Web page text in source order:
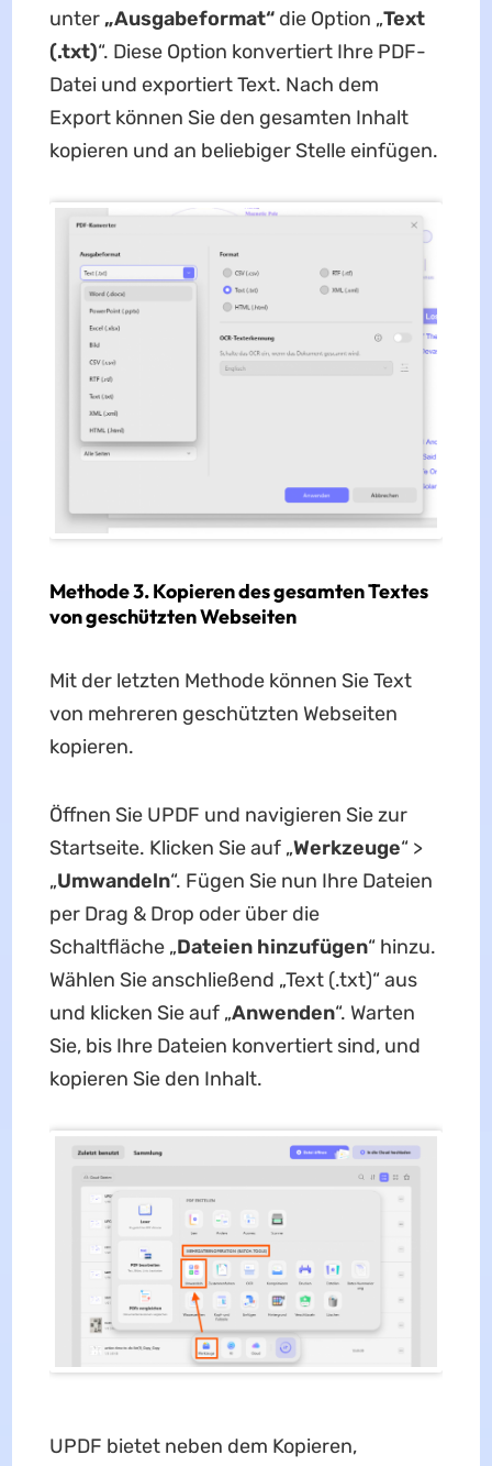
unter„Ausgabeformat“die Option „Text
(.txt)“. Diese Option konvertiert Ihre PDF-
Datei und exportiert Text. Nach dem
Export können Sie den gesamten Inhalt
kopieren und an beliebiger Stelle einfügen.
Methode 3. Kopieren des gesamten Textes
von geschützten Webseiten
Mit der letzten Methode können Sie Text
von mehreren geschützten Webseiten
kopieren.
Öffnen Sie UPDF und navigieren Sie zur
Startseite. Klicken Sie auf „Werkzeuge“ >
„Umwandeln“. Fügen Sie nun Ihre Dateien
per Drag & Drop oder über die
Schaltfläche „Dateien hinzufügen“ hinzu.
Wählen Sie anschließend „Text (.txt)“ aus
und klicken Sie auf „Anwenden“. Warten
Sie, bis Ihre Dateien konvertiert sind, und
kopieren Sie den Inhalt.
UPDF bietet neben dem Kopieren,